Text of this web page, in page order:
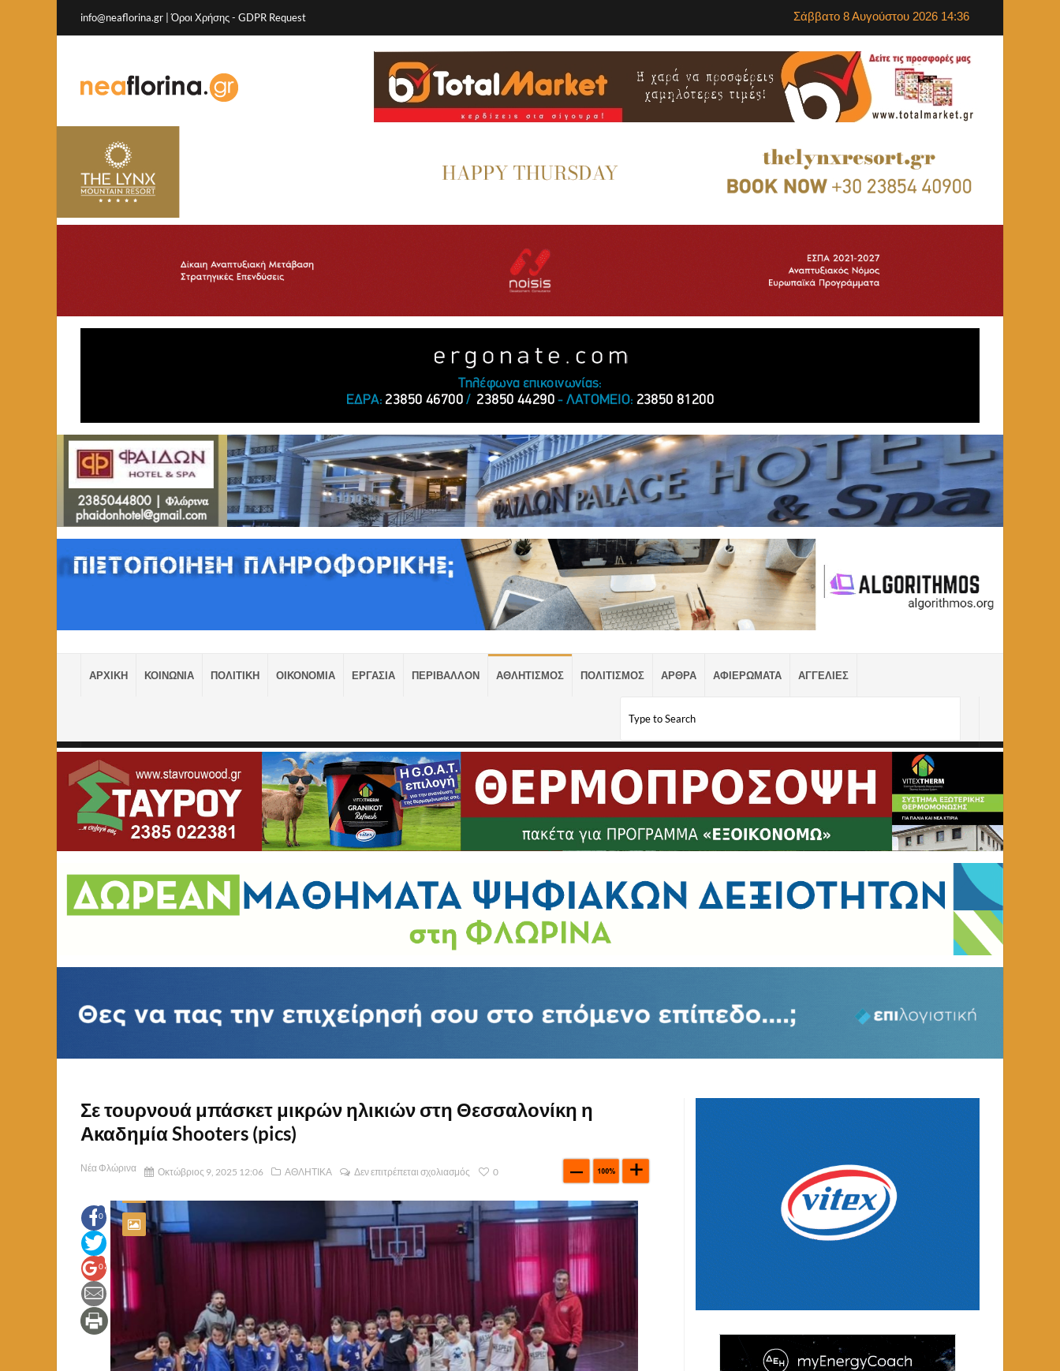
info@neaflorina.gr |Όροι Χρήσης- GDPR Request Σάββατο 8 Αυγούστου 2026 14:36
ΑΡΧΙΚΗ ΚΟΙΝΩΝΙΑ ΠΟΛΙΤΙΚΗ ΟΙΚΟΝΟΜΙΑ ΕΡΓΑΣΙΑ ΠΕΡΙΒΑΛΛΟΝ ΑΘΛΗΤΙΣΜΟΣ ΠΟΛΙΤΙΣΜΟΣ ΑΡΘΡΑ ΑΦΙΕΡΩΜΑΤΑ ΑΓΓΕΛΙΕΣ
Σε τουρνουά μπάσκετ μικρών ηλικιών στη Θεσσαλονίκη η
Ακαδημία Shooters (pics)
Νέα Φλώρινα Οκτώβριος 9, 2025 12:06 ΑΘΛΗΤΙΚΑ Δεν επιτρέπεται σχολιασμός 0
0
0